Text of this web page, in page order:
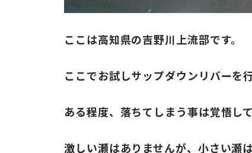
ここは高知県の吉野川上流部です。
ここでお試しサップダウンリバーを
ある程度、落ちてしまう事は覚悟し
激しい瀬はありませんが、小さい瀬